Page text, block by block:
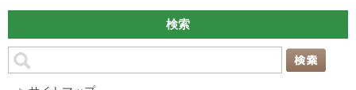
検索